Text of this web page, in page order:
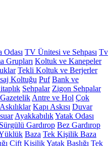
Odası TV Ünitesi ve Sehpası Tv
Grupları Koltuk ve Kanepeler
Tekli Koltuk ve Berjerler
Koltuğu Puf Bank ve
Sehpalar Zigon Sehpalar
Gazetelik Antre ve Hol Çok
Askılıklar Kapı Askısı Duvar
AyakkabılıkYatak Odası
Sürgülü Gardırop Bez Gardırop
Baza Tek Kişilik Baza
Çift Kişilik Yatak Başlığı Tek